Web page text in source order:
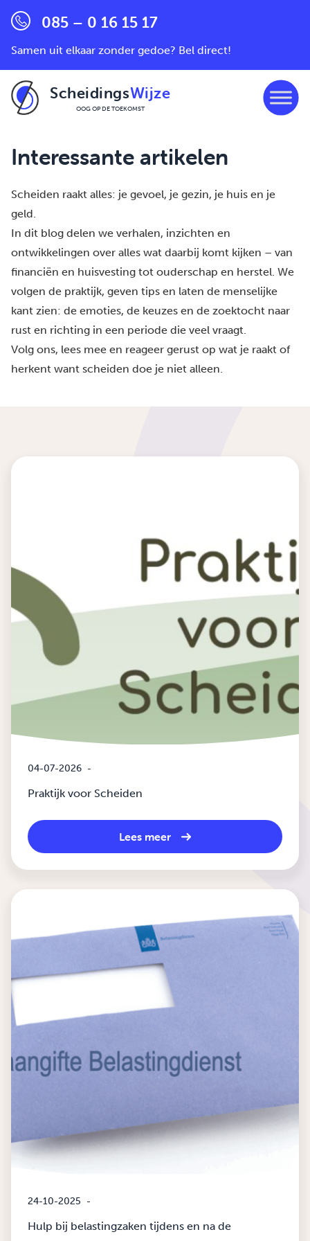
085 – 0 16 15 17
Samen uit elkaar zonder gedoe? Bel direct!
ScheidingsWijze
OOG OP DE TOEKOMST
Interessante artikelen
Scheiden raakt alles: je gevoel, je gezin, je huis en je
geld.
In dit blog delen we verhalen, inzichten en
ontwikkelingen over alles wat daarbij komt kijken – van
financiën en huisvesting tot ouderschap en herstel. We
volgen de praktijk, geven tips en laten de menselijke
kant zien: de emoties, de keuzes en de zoektocht naar
rust en richting in een periode die veel vraagt.
Volg ons, lees mee en reageer gerust op wat je raakt of
herkent want scheiden doe je niet alleen.
04-07-2026 -
Praktijk voor Scheiden
Lees meer
24-10-2025 -
Hulp bij belastingzaken tijdens en na de